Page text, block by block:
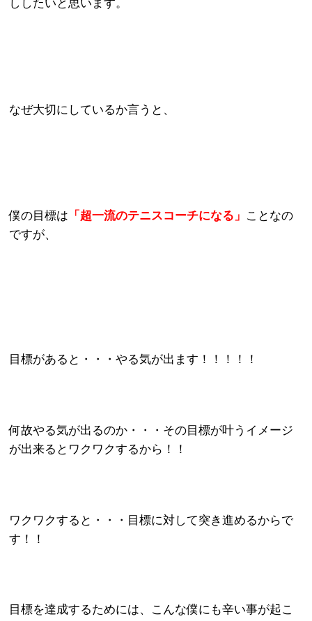
ししたいと思います。
なぜ大切にしているか言うと、
僕の目標は 「超一流のテニスコーチになる」 ことなの
ですが、
目標があると・・・やる気が出ます！！！！！
何故やる気が出るのか・・・その目標が叶うイメージ
が出来るとワクワクするから！！
ワクワクすると・・・目標に対して突き進めるからで
す！！
目標を達成するためには、こんな僕にも辛い事が起こ